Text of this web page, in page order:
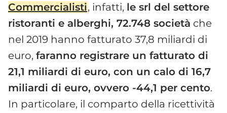
Commercialisti, infatti, le srl del settore
ristoranti e alberghi, 72.748 società che
nel 2019 hanno fatturato 37,8 miliardi di
euro, faranno registrare un fatturato di
21,1 miliardi di euro, con un calo di 16,7
miliardi di euro, ovvero -44,1 per cento.
In particolare, il comparto della ricettività